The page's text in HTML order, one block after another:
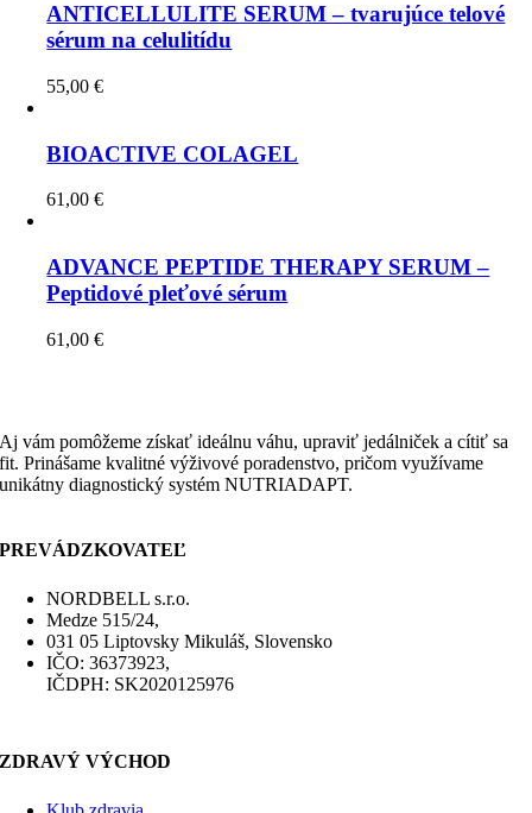
ANTICELLULITE SERUM – tvarujúce telové
sérum na celulitídu
55,00€
BIOACTIVE COLAGEL
61,00€
ADVANCE PEPTIDE THERAPY SERUM –
Peptidové pleťové sérum
61,00€
Aj vám pomôžeme získať ideálnu váhu, upraviť jedálniček a cítiť sa
fit. Prinášame kvalitné výživové poradenstvo, pričom využívame
unikátny diagnostický systém NUTRIADAPT.
PREVÁDZKOVATEĽ
NORDBELL s.r.o.
Medze 515/24,
031 05 Liptovsky Mikuláš, Slovensko
IČO: 36373923,
IČDPH: SK2020125976
ZDRAVÝ VÝCHOD